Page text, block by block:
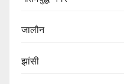
जालौन
झांसी